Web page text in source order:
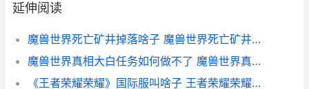
延伸阅读
魔兽世界死亡矿井掉落啥子 魔兽世界死亡矿井掉落一览表
魔兽世界真相大白任务如何做不了 魔兽世界真相大白任务怎么做的
《王者荣耀荣耀》国际服叫啥子 王者荣耀荣耀印记多少星